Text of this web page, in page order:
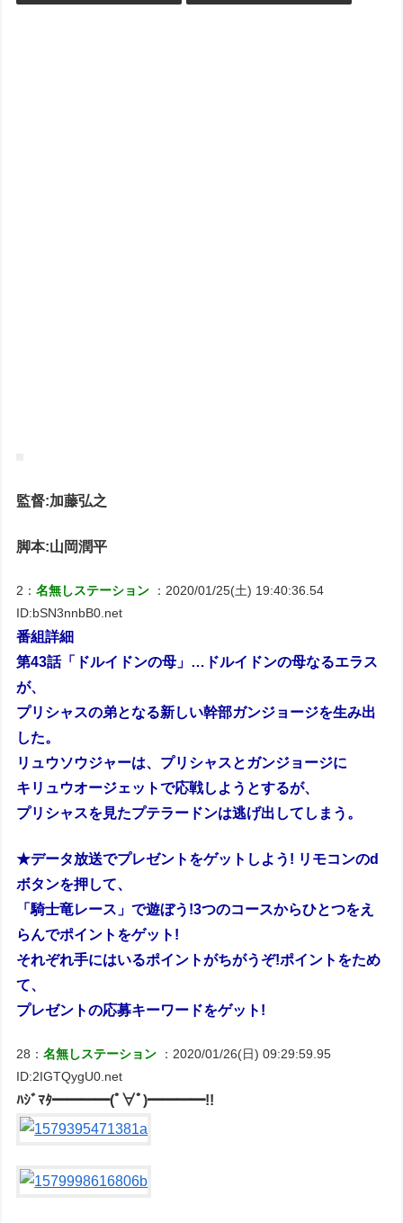
監督:加藤弘之
脚本:山岡潤平
2：名無しステーション
：2020/01/25(土) 19:40:36.54
ID:bSN3nnbB0.net
番組詳細
第43話「ドルイドンの母」…ドルイドンの母なるエラス
が、
プリシャスの弟となる新しい幹部ガンジョージを生み出
した。
リュウソウジャーは、プリシャスとガンジョージに
キリュウオージェットで応戦しようとするが、
プリシャスを見たプテラードンは逃げ出してしまう。
★データ放送でプレゼントをゲットしよう! リモコンのd
ボタンを押して、
「騎士竜レース」で遊ぼう!3つのコースからひとつをえ
らんでポイントをゲット!
それぞれ手にはいるポイントがちがうぞ!ポイントをため
て、
プレゼントの応募キーワードをゲット!
28：名無しステーション
：2020/01/26(日) 09:29:59.95
ID:2IGTQygU0.net
ﾊｼﾞﾏﾀ━━━━(ﾟ∀ﾟ)━━━━!!